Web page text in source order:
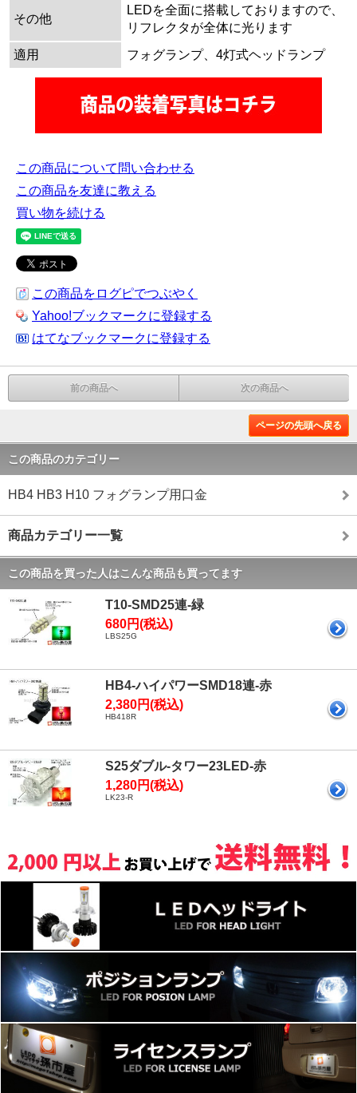
その他
LEDを全面に搭載しておりますので、
リフレクタが全体に光ります
適用
フォグランプ、4灯式ヘッドランプ
この商品について問い合わせる
この商品を友達に教える
買い物を続ける
この商品をログピでつぶやく
Yahoo!ブックマークに登録する
はてなブックマークに登録する
前の商品へ 次の商品へ
ページの先頭へ戻る
この商品のカテゴリー
HB4 HB3 H10 フォグランプ用口金
商品カテゴリー一覧
この商品を買った人はこんな商品も買ってます
T10-SMD25連-緑
680円(税込)
LBS25G
HB4-ハイパワーSMD18連-赤
2,380円(税込)
HB418R
S25ダブル-タワー23LED-赤
1,280円(税込)
LK23-R